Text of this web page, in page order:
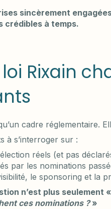
sincèrement
crédibles à temps.
Rixain
cadre réglementaire.
à s’interroger sur :
réels (et pas
par les nominations
le sponsoring et la
n’est plus seulement «
ces nominations ?»